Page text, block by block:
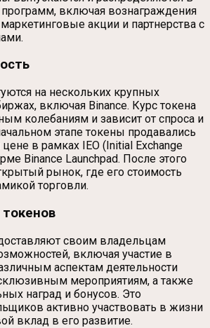
включая вознаграждения
акции и партнерства с
на нескольких крупных
включая Binance. Курс токена
колебаниям и зависит от спроса и
этапе токены продавались
в рамках IEO (Initial Exchange
Binance Launchpad. После этого
рынок, где его стоимость
торговли.
своим владельцам
включая участие в
аспектам деятельности
мероприятиям, а также
наград и бонусов. Это
активно участвовать в жизни
вклад в его развитие.